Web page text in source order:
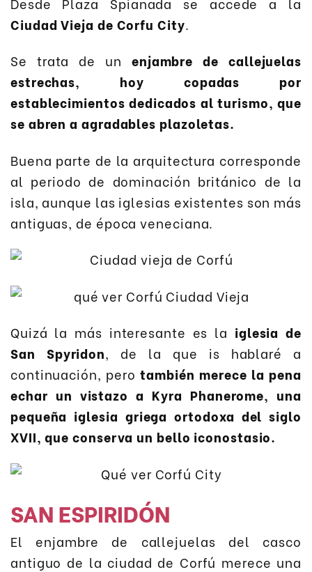
Ciudad Vieja de Corfu City.
Se trata de un enjambre de callejuelas
estrechas, hoy copadas por
establecimientos dedicados al turismo, que
se abren a agradables plazoletas.
Buena parte de la arquitectura corresponde
al periodo de dominación británico de la
isla, aunque las iglesias existentes son más
antiguas, de época veneciana.
Quizá la más interesante es la iglesia de
San Spyridon, de la que is hablaré a
continuación, perotambién merece la pena
echar un vistazo a Kyra Phanerome, una
pequeña iglesia griega ortodoxa del siglo
XVII, que conserva un bello iconostasio.
SAN ESPIRIDÓN
El enjambre de callejuelas del casco
antiguo de la ciudad de Corfú merece una